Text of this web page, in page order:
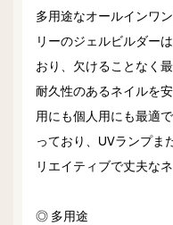
多用途なオールインワ
リーのジェルビルダー
おり、欠けることなく
耐久性のあるネイルを
用にも個人用にも最適
っており、UVランプま
リエイティブで丈夫な
◎ 多用途